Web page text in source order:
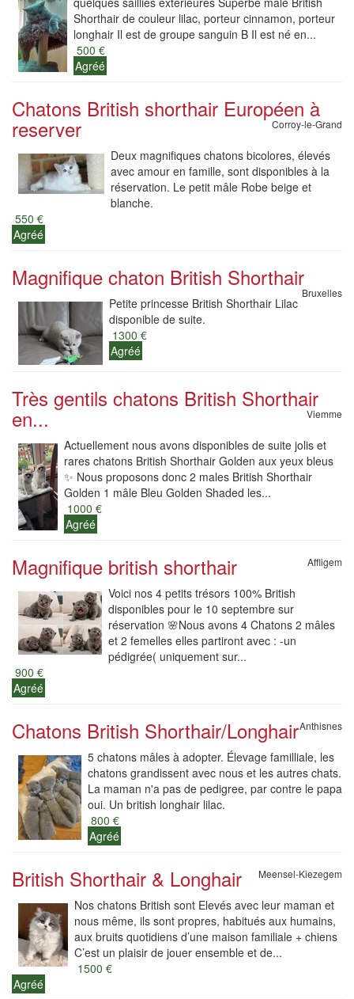
Shorthair de couleur lilac, porteur cinnamon, porteur
longhair Il est de groupe sanguin B Il est né en...
500 €
Agréé
Chatons British shorthair Européen à
reserver Corroy-le-Grand
Deux magnifiques chatons bicolores, élevés
avec amour en famille, sont disponibles à la
réservation. Le petit mâle Robe beige et
blanche.
550 €
Agréé
Magnifique chaton British Shorthair
Bruxelles
Petite princesse British Shorthair Lilac
disponible de suite.
1300 €
Agréé
Très gentils chatons British Shorthair
en... Viemme
Actuellement nous avons disponibles de suite jolis et
rares chatons British Shorthair Golden aux yeux bleus
✨ Nous proposons donc 2 males British Shorthair
Golden 1 mâle Bleu Golden Shaded les...
1000 €
Agréé
Magnifique british shorthair Affligem
Voici nos 4 petits trésors 100% British
disponibles pour le 10 septembre sur
réservation 🌸Nous avons 4 Chatons 2 mâles
et 2 femelles elles partiront avec : -un
pédigrée( uniquement sur...
900 €
Agréé
Chatons British Shorthair/LonghairAnthisnes
5 chatons mâles à adopter. Élevage familliale, les
chatons grandissent avec nous et les autres chats.
La maman n'a pas de pedigree, par contre le papa
oui. Un british longhair lilac.
800 €
Agréé
British Shorthair & Longhair Meensel-Kiezegem
Nos chatons British sont Elevés avec leur maman et
nous même, ils sont propres, habitués aux humains,
aux bruits quotidiens d’une maison familiale + chiens
C’est un plaisir de jouer ensemble et de...
1500 €
Agréé